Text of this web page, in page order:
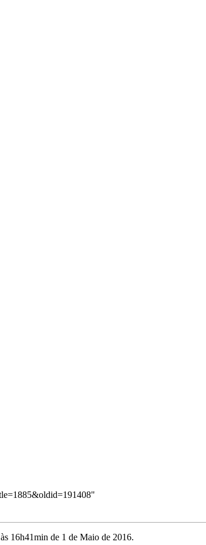
"
16h41min de 1 de Maio de 2016.